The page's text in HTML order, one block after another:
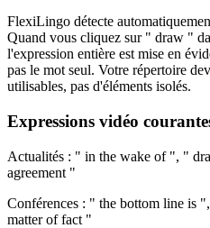
FlexiLingo détecte
Quand vous cliquez sur " draw "
l'expression entière est mise en
pas le mot seul. Votre répertoire
utilisables, pas d'éléments isolés.
Expressions vidéo
Actualités : " in the wake of ", "
agreement "
Conférences : " the bottom line is
matter of fact "